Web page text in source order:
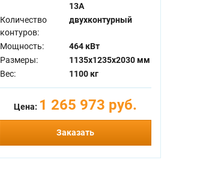
13A
Количество
контуров:
двухконтурный
Мощность:
464 кВт
Размеры:
1135x1235x2030 мм
Вес:
1100 кг
Цена: 1 265 973 руб.
Заказать